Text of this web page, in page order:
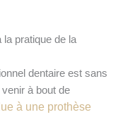
pratique de la
dentaire est sans
à bout de
à une prothèse